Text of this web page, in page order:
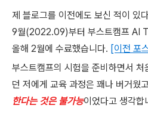
제 블로그를 이전에도 보신 적이 있
9월(2022.09)부터 부스트캠프 AI
올해 2월에 수료했습니다. [이전 포
부스트캠프의 시험을 준비하면서
던 저에게 교육 과정은 꽤나 버거웠
한다는 것은 불가능이었다고 생각합